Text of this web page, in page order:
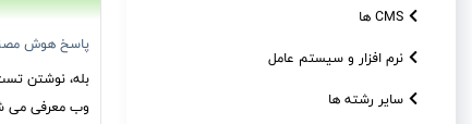
CMS ها
نرم افزار و سیستم عامل
سایر رشته ها
پاسخ هوش
بله، نوشتن
وب معرفی می